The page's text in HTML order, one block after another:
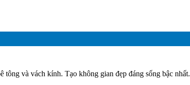
và vách kính. Tạo không gian đẹp đáng sống bậc nhất.